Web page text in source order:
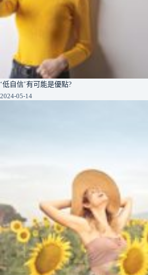
‘低自信’有可能是優點?
2024-05-14